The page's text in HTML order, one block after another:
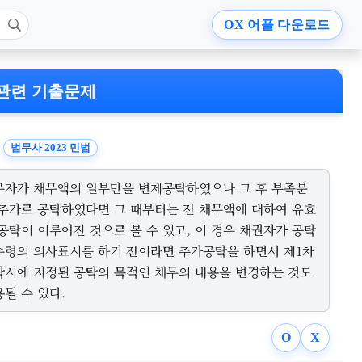
OX 어플 다운로드
련 기출문제
법무사 2023 민법
자가 채무액의 일부만을 변제공탁하였으나 그 후 부족분
가로 공탁하였다면 그 때부터는 전 채무액에 대하여 유효
탁이 이루어진 것으로 볼 수 있고, 이 경우 채권자가 공탁
령의 의사표시를 하기 전이라면 추가공탁을 하면서 제1차
시에 지정된 공탁의 목적인 채무의 내용을 변경하는 것도
될 수 있다.
O X